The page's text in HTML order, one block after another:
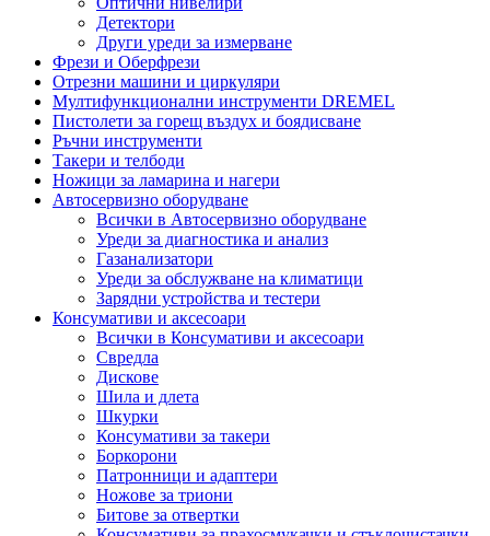
Детектори
Други уреди за измерване
Фрези и Оберфрези
Отрезни машини и циркуляри
Мултифункционални инструменти DREMEL
Пистолети за горещ въздух и боядисване
Ръчни инструменти
Такери и телбоди
Ножици за ламарина и нагери
Автосервизно оборудване
Всички в Автосервизно оборудване
Уреди за диагностика и анализ
Газанализатори
Уреди за обслужване на климатици
Зарядни устройства и тестери
Консумативи и аксесоари
Всички в Консумативи и аксесоари
Свредла
Дискове
Шила и длета
Шкурки
Консумативи за такери
Боркорони
Патронници и адаптери
Ножове за триони
Битове за отвертки